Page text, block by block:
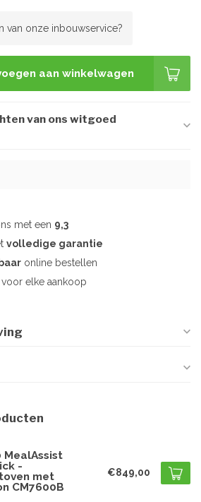
van onze inbouwservice?
aan winkelwagen
van ons witgoed
met een 9,3
volledige garantie
online bestellen
elke aankoop
MealAssist
-
met
CM7600B
€849,00